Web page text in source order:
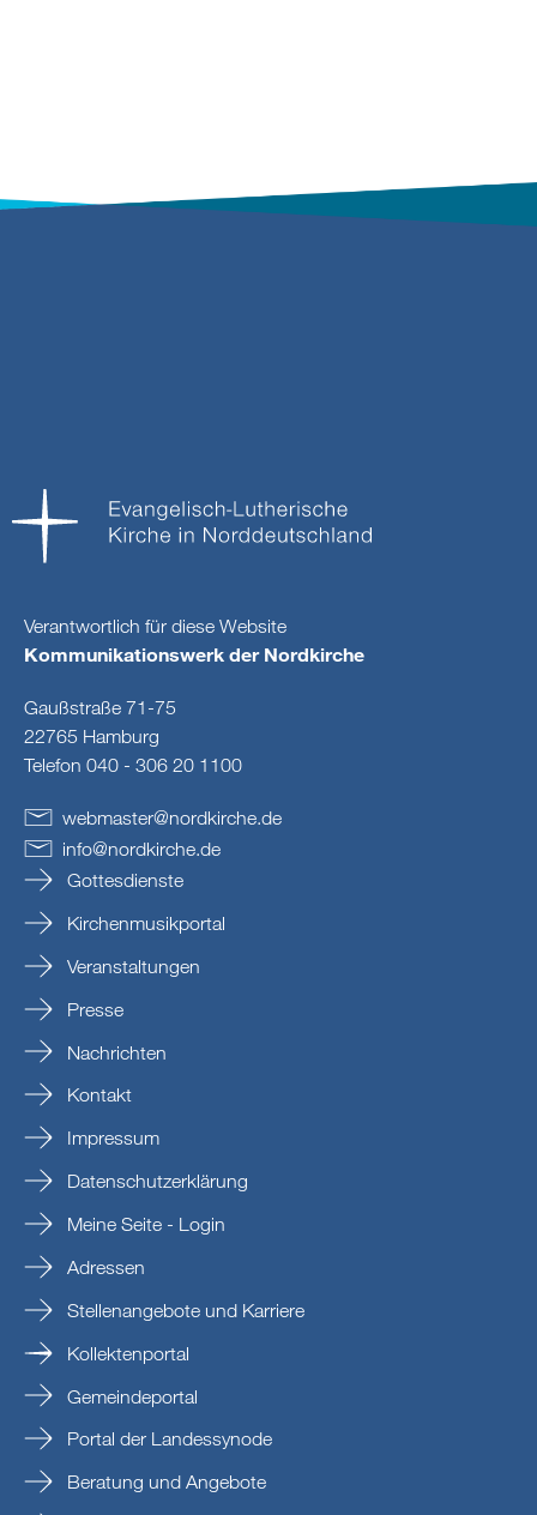
Verantwortlich für diese Website
Kommunikationswerk der Nordkirche
Gaußstraße 71-75
22765 Hamburg
Telefon 040 - 306 20 1100
webmaster@nordkirche.de
info@nordkirche.de
Gottesdienste
Kirchenmusikportal
Veranstaltungen
Presse
Nachrichten
Kontakt
Impressum
Datenschutzerklärung
Meine Seite - Login
Adressen
Stellenangebote und Karriere
Kollektenportal
Gemeindeportal
Portal der Landessynode
Beratung und Angebote